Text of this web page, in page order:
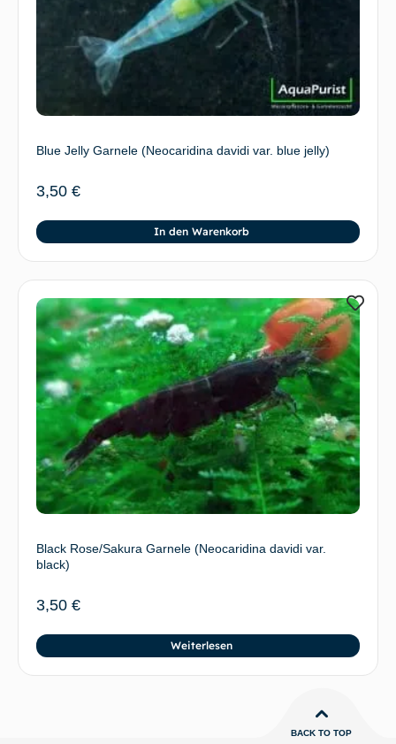
Blue Jelly Garnele (Neocaridina davidi var. blue jelly)
3,50 €
In den Warenkorb
Black Rose/Sakura Garnele (Neocaridina davidi var.
black)
3,50 €
Weiterlesen
BACK TO TOP